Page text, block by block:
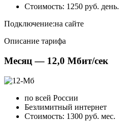
Стоимость: 1250 руб. день.
Подключение:на сайте
Описание тарифа
Месяц — 12,0 Мбит/сек
по всей России
Безлимитный интернет
Стоимость: 1300 руб. мес.